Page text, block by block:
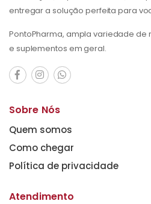
entregar a solução perfeita para
PontoPharma, ampla variedade de
e suplementos em geral.
Sobre Nós
Quem somos
Como chegar
Política de privacidade
Atendimento